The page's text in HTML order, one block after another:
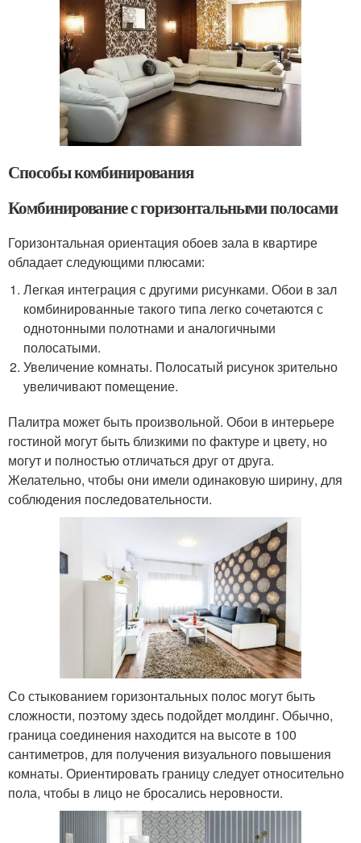
Способы комбинирования
Комбинирование с горизонтальными полосами
Горизонтальная ориентация обоев зала в квартире
обладает следующими плюсами:
Легкая интеграция с другими рисунками. Обои в зал
комбинированные такого типа легко сочетаются с
однотонными полотнами и аналогичными
полосатыми.
Увеличение комнаты. Полосатый рисунок зрительно
увеличивают помещение.
Палитра может быть произвольной. Обои в интерьере
гостиной могут быть близкими по фактуре и цвету, но
могут и полностью отличаться друг от друга.
Желательно, чтобы они имели одинаковую ширину, для
соблюдения последовательности.
Со стыкованием горизонтальных полос могут быть
сложности, поэтому здесь подойдет молдинг. Обычно,
граница соединения находится на высоте в 100
сантиметров, для получения визуального повышения
комнаты. Ориентировать границу следует относительно
пола, чтобы в лицо не бросались неровности.